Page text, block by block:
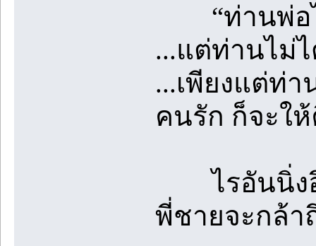
“ท่านพ่อไ
...แต่ท่านไม่
...เพียงแต่ท่
คนรัก ก็จะใ
ไรอันนิ่งอึ้
พี่ชายจะกล้า